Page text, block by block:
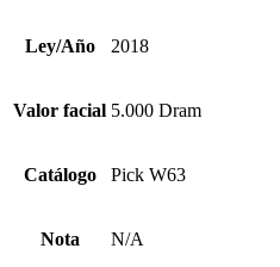
Ley/Año 2018
Valor facial 5.000 Dram
Catálogo Pick W63
Nota N/A